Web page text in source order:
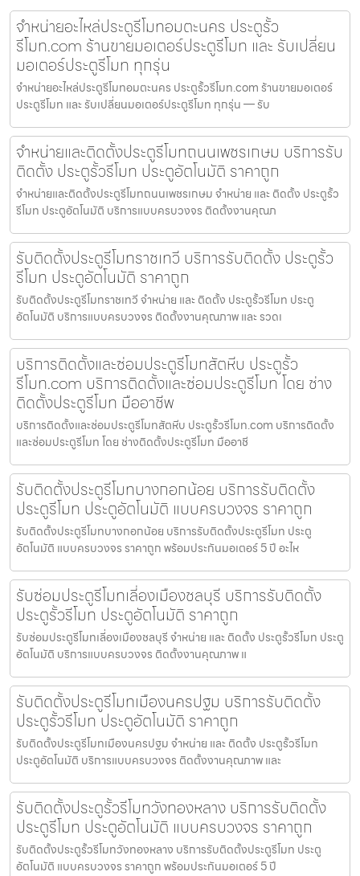
จำหน่ายอะไหล่ประตูรีโมทอมตะนคร ประตูรั้ว
รีโมท.com ร้านขายมอเตอร์ประตูรีโมท และ รับเปลี่ยน
มอเตอร์ประตูรีโมท ทุกรุ่น
จำหน่ายอะไหล่ประตูรีโมทอมตะนคร ประตูรั้วรีโมท.com ร้านขายมอเตอร์
ประตูรีโมท และ รับเปลี่ยนมอเตอร์ประตูรีโมท ทุกรุ่น — รับ
จำหน่ายและติดตั้งประตูรีโมทถนนเพชรเกษม บริการรับ
ติดตั้ง ประตูรั้วรีโมท ประตูอัตโนมัติ ราคาถูก
จำหน่ายและติดตั้งประตูรีโมทถนนเพชรเกษม จำหน่าย และ ติดตั้ง ประตูรั้ว
รีโมท ประตูอัตโนมัติ บริการแบบครบวงจร ติดตั้งงานคุณภ
รับติดตั้งประตูรีโมทราชเทวี บริการรับติดตั้ง ประตูรั้ว
รีโมท ประตูอัตโนมัติ ราคาถูก
รับติดตั้งประตูรีโมทราชเทวี จำหน่าย และ ติดตั้ง ประตูรั้วรีโมท ประตู
อัตโนมัติ บริการแบบครบวงจร ติดตั้งงานคุณภาพ และ รวดเ
บริการติดตั้งและซ่อมประตูรีโมทสัตหีบ ประตูรั้ว
รีโมท.com บริการติดตั้งและซ่อมประตูรีโมท โดย ช่าง
ติดตั้งประตูรีโมท มืออาชีพ
บริการติดตั้งและซ่อมประตูรีโมทสัตหีบ ประตูรั้วรีโมท.com บริการติดตั้ง
และซ่อมประตูรีโมท โดย ช่างติดตั้งประตูรีโมท มืออาชี
รับติดตั้งประตูรีโมทบางกอกน้อย บริการรับติดตั้ง
ประตูรีโมท ประตูอัตโนมัติ แบบครบวงจร ราคาถูก
รับติดตั้งประตูรีโมทบางกอกน้อย บริการรับติดตั้งประตูรีโมท ประตู
อัตโนมัติ แบบครบวงจร ราคาถูก พร้อมประกันมอเตอร์ 5 ปี อะไห
รับซ่อมประตูรีโมทเลี่องเมืองชลบุรี บริการรับติดตั้ง
ประตูรั้วรีโมท ประตูอัตโนมัติ ราคาถูก
รับซ่อมประตูรีโมทเลี่องเมืองชลบุรี จำหน่าย และ ติดตั้ง ประตูรั้วรีโมท ประตู
อัตโนมัติ บริการแบบครบวงจร ติดตั้งงานคุณภาพ แ
รับติดตั้งประตูรีโมทเมืองนครปฐม บริการรับติดตั้ง
ประตูรั้วรีโมท ประตูอัตโนมัติ ราคาถูก
รับติดตั้งประตูรีโมทเมืองนครปฐม จำหน่าย และ ติดตั้ง ประตูรั้วรีโมท
ประตูอัตโนมัติ บริการแบบครบวงจร ติดตั้งงานคุณภาพ และ
รับติดตั้งประตูรั้วรีโมทวังทองหลาง บริการรับติดตั้ง
ประตูรีโมท ประตูอัตโนมัติ แบบครบวงจร ราคาถูก
รับติดตั้งประตูรั้วรีโมทวังทองหลาง บริการรับติดตั้งประตูรีโมท ประตู
อัตโนมัติ แบบครบวงจร ราคาถูก พร้อมประกันมอเตอร์ 5 ปี